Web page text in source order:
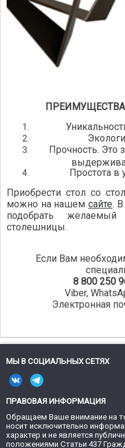
ПРЕИМУЩЕСТВА
Прочность. Это
Простота в
Приобрести стол со
можно на нашемсайте.
подобрать
столешницы.
Если Вам
8 800 250
Viber,
Электронная
МЫ В СОЦИАЛЬНЫХ СЕТЯХ
ПРАВОВАЯ ИНФОРМАЦИЯ
Обращаем Ваше внимание на
носит исключительно
характер и не является
положениями Статьи 437